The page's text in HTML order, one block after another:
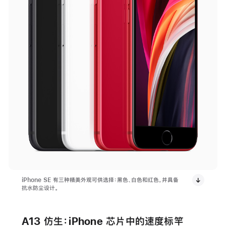
iPhone SE 有三种精美外观可供选择：黑色、白色和红色，并具备
抗水防尘设计。
A13 仿生：iPhone 芯片中的速度标竿